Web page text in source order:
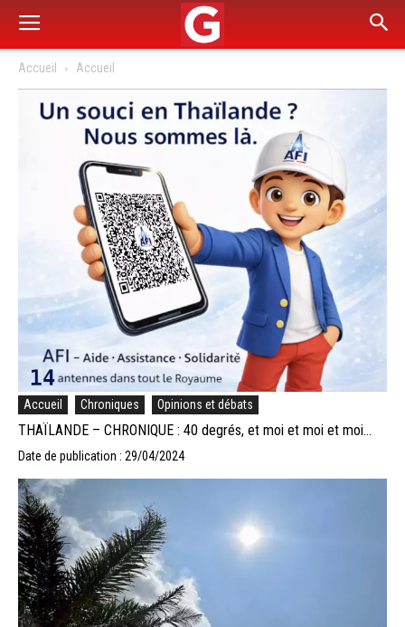
Accueil Accueil
Accueil Chroniques Opinions et débats
THAÏLANDE – CHRONIQUE : 40 degrés, et moi et moi et moi…
Date de publication : 29/04/2024